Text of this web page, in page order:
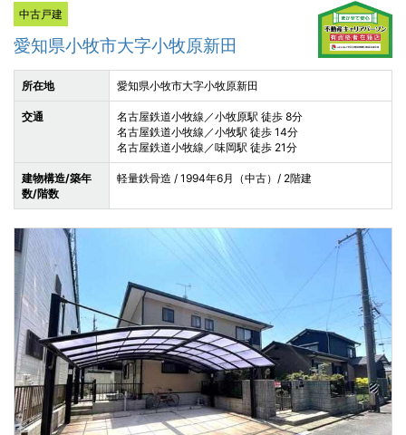
中古戸建
愛知県小牧市大字小牧原新田
所在地 愛知県小牧市大字小牧原新田
交通
名古屋鉄道小牧線／小牧原駅 徒歩 8分
名古屋鉄道小牧線／小牧駅 徒歩 14分
名古屋鉄道小牧線／味岡駅 徒歩 21分
建物構造/築年
数/階数
軽量鉄骨造 / 1994年6月（中古）/ 2階建